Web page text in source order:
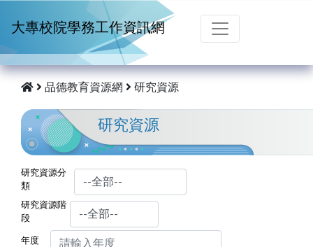
大專校院學務工作資訊網
品德教育資源網 研究資源
研究資源
研究資源分
類
研究資源階
段
年度